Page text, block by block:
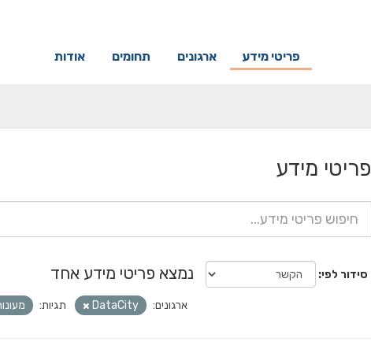
פריטי מידע ארגונים תחומים אודות
פריטי מידע
סידור לפי נמצא פריטי מידע אחד
ארגונים: DataCity תגיות: